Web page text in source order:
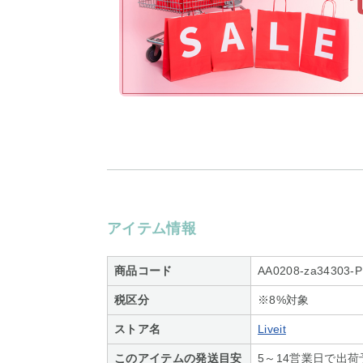
アイテム情報
商品コード AA0208-za34303-P
税区分 ※8%対象
ストア名 Liveit
このアイテムの発送目安 5～14営業日で出荷